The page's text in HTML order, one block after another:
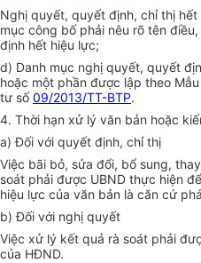
Nghị quyết, quyết định, chỉ thị
mục công bố phải nêu rõ tên
định hết hiệu lực;
d) Danh mục nghị quyết, quyết
hoặc một phần được lập theo
tư số09/2013/TT-BTP.
4. Thời hạn xử lý văn bản hoặc
a) Đối với quyết định, chỉ thị
Việc bãi bỏ, sửa đổi, bổ sung,
soát phải được UBND thực hiện
hiệu lực của văn bản là căn cứ
b) Đối với nghị quyết
Việc xử lý kết quả rà soát phải
của HĐND.